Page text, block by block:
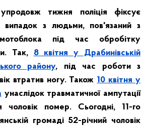
тижня поліція фіксує
випадок з людьми, пов'язаний з
під час обробітку
Так, 8 квітня у Драбинівській
району, під час роботи з
втратив ногу. Також 10 квітня у
унаслідок травматичної ампутації
чоловік помер. Сьогодні, 11-го
громаді 52-річний чоловік